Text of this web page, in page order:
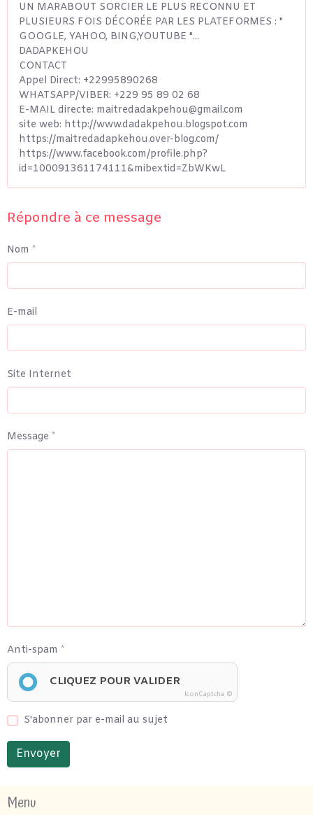
UN MARABOUT SORCIER LE PLUS RECONNU ET
PLUSIEURS FOIS DÉCORÉE PAR LES PLATEFORMES : "
GOOGLE, YAHOO, BING,YOUTUBE "...
DADAPKEHOU
CONTACT
Appel Direct: +22995890268
WHATSAPP/VIBER: +229 95 89 02 68
E-MAIL directe: maitredadakpehou@gmail.com
site web: http://www.dadakpehou.blogspot.com
https://maitredadapkehou.over-blog.com/
https://www.facebook.com/profile.php?
id=100091361174111&mibextid=ZbWKwL
Répondre à ce message
Nom
E-mail
Site Internet
Message
Anti-spam
CLIQUEZ POUR VALIDER
IconCaptcha ©
S'abonner par e-mail au sujet
Envoyer
Menu